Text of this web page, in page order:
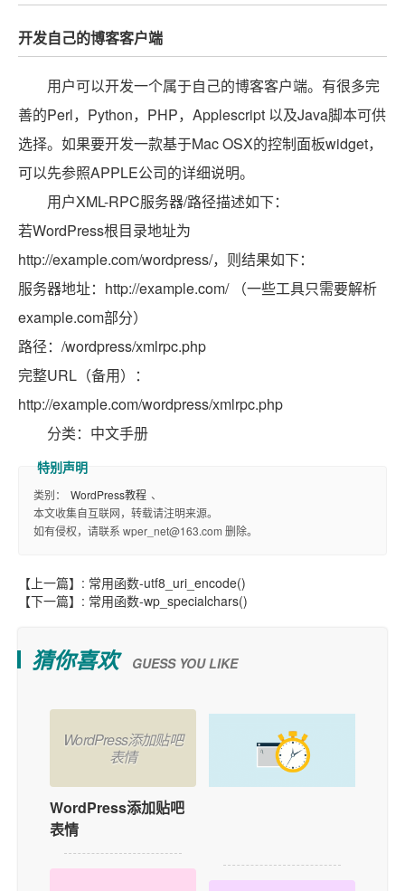
开发自己的博客客户端
用户可以开发一个属于自己的博客客户端。有很多完
善的Perl，Python，PHP，Applescript 以及Java脚本可供
选择。如果要开发一款基于Mac OSX的控制面板widget，
可以先参照APPLE公司的详细说明。
用户XML-RPC服务器/路径描述如下：
若WordPress根目录地址为
http://example.com/wordpress/，则结果如下：
服务器地址：http://example.com/ （一些工具只需要解析
example.com部分）
路径：/wordpress/xmlrpc.php
完整URL（备用）：
http://example.com/wordpress/xmlrpc.php
分类：中文手册
类别： WordPress教程 、
本文收集自互联网，转载请注明来源。
如有侵权，请联系 wper_net@163.com 删除。
【上一篇】: 常用函数-utf8_uri_encode()
【下一篇】: 常用函数-wp_specialchars()
猜你喜欢 GUESS YOU LIKE
WordPress添加贴吧
表情
WordPress添加贴吧
表情